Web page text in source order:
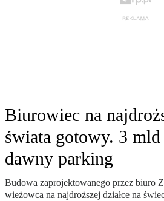
Biurowiec na
świata gotowy. 3
dawny parking
Budowa zaprojektowanego przez biuro
wieżowca na najdroższej działce na